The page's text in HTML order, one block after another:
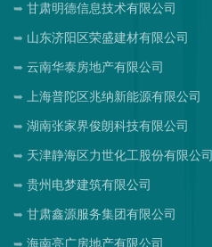
甘肃明德信息技术有限公司
山东济阳区荣盛建材有限公司
云南华泰房地产有限公司
上海普陀区兆纳新能源有限公司
湖南张家界俊朗科技有限公司
天津静海区力世化工股份有限公司
贵州电梦建筑有限公司
甘肃鑫源服务集团有限公司
海南亮广房地产有限公司